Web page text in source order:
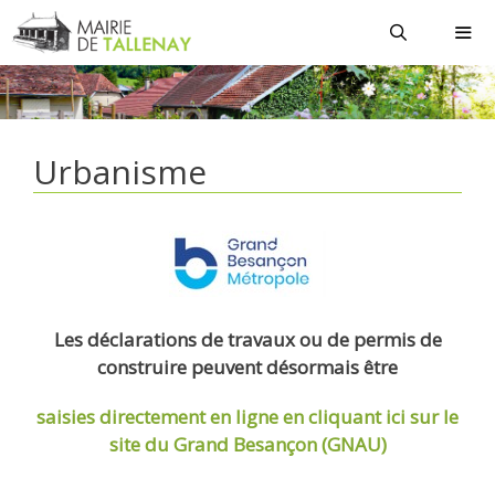
Aller
au
contenu
Urbanisme
Les déclarations de travaux ou de permis de
construire peuvent désormais être
saisies directement en ligneen cliquant ici sur le
site du Grand Besançon (GNAU)